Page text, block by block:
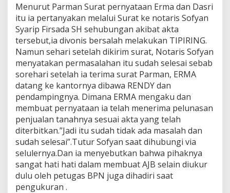
Menurut Parman Surat pernyataan Erma dan Dasri
itu ia pertanyakan melalui Surat ke notaris Sofyan
Syarip Firsada SH sehubungan akibat akta
tersebut,ia divonis bersalah melakukan TIPIRING.
Namun sehari setelah dikirim surat, Notaris Sofyan
menyatakan permasalahan itu sudah selesai sebab
sorehari setelah ia terima surat Parman, ERMA
datang ke kantornya dibawa RENDY dan
pendampingnya. Dimana ERMA mengaku dan
membuat pernyataan ia telah menerima pelunasan
penjualan tanahnya sesuai akta yang telah
diterbitkan.”Jadi itu sudah tidak ada masalah dan
sudah selesai”.Tutur Sofyan saat dihubungi via
selulernya.Dan ia menyebutkan bahwa pihaknya
sangat hati hati dalam membuat AJB selain diukur
dulu oleh petugas BPN juga dihadiri saat
pengukuran .